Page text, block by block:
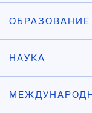
ОБРАЗОВАНИЕ
НАУКА